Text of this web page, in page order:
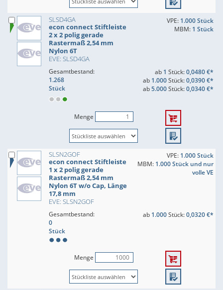
SLSD4GA
econ connect Stiftleiste
2 x 2 polig gerade
Rastermaß 2,54 mm
Nylon 6T
EVE: SLSD4GA
VPE: 1.000 Stück
MBM: 1 Stück
Gesamtbestand:
1.268
Stück
ab 1 Stück:0,0480 €*
ab 1.000Stück:0,0390 €*
ab5.000Stück:0,0340 €*
Menge
SLSN2GOF
econ connect Stiftleiste
1 x 2 polig gerade
Rastermaß 2,54 mm
Nylon 6T w/o Cap, Länge
17,8 mm
EVE: SLSN2GOF
VPE: 1.000 Stück
MBM: 1.000 Stück und nur
volle VE
Gesamtbestand:
0
Stück
ab 1.000Stück:0,0320 €*
Menge